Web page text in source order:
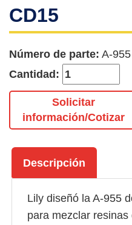
CD15
Número de parte: A-955
Cantidad:
Solicitar
información/Cotizar
Descripción
Lily diseñó la A-955
para mezclar resinas